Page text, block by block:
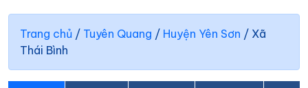
Trang chủ / Tuyên Quang / Huyện Yên Sơn / Xã
Thái Bình